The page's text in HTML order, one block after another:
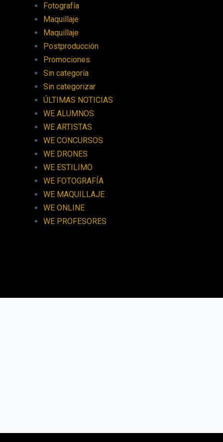
Fotografía
Maquillaje
Maquillaje
Postproducción
Promociones
Sin categoría
Sin categorizar
ÚLTIMAS NOTICIAS
WE ALUMNOS
WE ARTISTAS
WE CONCURSOS
WE DRONES
WE ESTILIMO
WE FOTOGRAFÍA
WE MAQUILLAJE
WE ONLINE
WE PROFESORES